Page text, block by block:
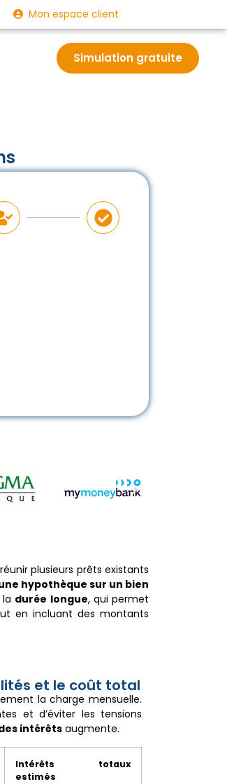
Mon espace client
Simulation gratuite
plusieurs prêts existants
hypothèque sur un bien
durée longue, qui permet
en incluant des montants
et le coût total
la charge mensuelle.
et d’éviter les tensions
intérêtsaugmente.
Intérêts totaux
estimés